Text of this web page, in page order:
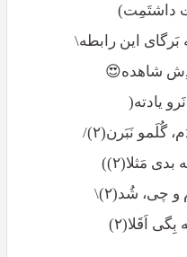
داشتَمِت)
این رابطه\
شاهده😍
یادته(
گُلَمو نَبَرن(۲)/
مَثلا(۲))
چی، شُد(۲)\
اَقَلا(۲)